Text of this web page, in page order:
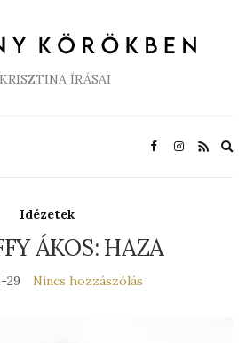
ÍRÁSAI
Idézetek
ÁKOS: HAZA
29 Nincs hozzászólás